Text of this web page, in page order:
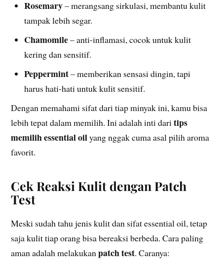
Rosemary– merangsang sirkulasi, membantu kulit
tampak lebih segar.
Chamomile– anti-inflamasi, cocok untuk kulit
kering dan sensitif.
Peppermint– memberikan sensasi dingin, tapi
harus hati-hati untuk kulit sensitif.
Dengan memahami sifat dari tiap minyak ini, kamu bisa
lebih tepat dalam memilih. Ini adalah inti daritips
memilih essential oilyang nggak cuma asal pilih aroma
favorit.
Cek Reaksi Kulit dengan Patch
Test
Meski sudah tahu jenis kulit dan sifat essential oil, tetap
saja kulit tiap orang bisa bereaksi berbeda. Cara paling
aman adalah melakukanpatch test. Caranya: